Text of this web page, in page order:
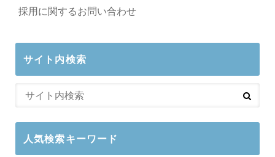
採用に関するお問い合わせ
サイト内検索
人気検索キーワード